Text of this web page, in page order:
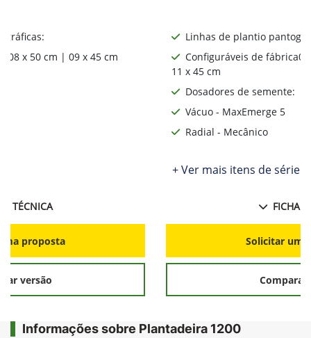
x 50 cm | 09 x 45 cm
TÉCNICA
proposta
versão
Linhas de plantio
Configuráveis de
11 x 45 cm
Dosadores de semente:
Vácuo - MaxEmerge 5
Radial - Mecânico
+ Ver mais itens de série
FICHA
Solicitar
Comparar
Informações sobre Plantadeira 1200